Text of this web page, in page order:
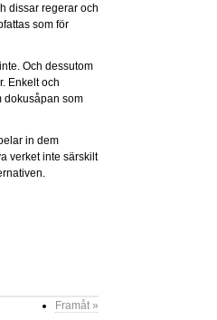
dissar regerar och
som för
Och dessutom
Enkelt och
dokusåpan som
in dem
verket inte särskilt
Framåt »